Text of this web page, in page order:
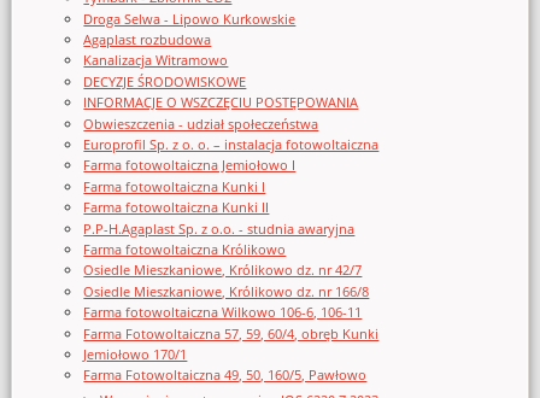
Droga Selwa - Lipowo Kurkowskie
Agaplast rozbudowa
Kanalizacja Witramowo
DECYZJE ŚRODOWISKOWE
INFORMACJE O WSZCZĘCIU POSTĘPOWANIA
Obwieszczenia - udział społeczeństwa
Europrofil Sp. z o. o. – instalacja fotowoltaiczna
Farma fotowoltaiczna Jemiołowo I
Farma fotowoltaiczna Kunki I
Farma fotowoltaiczna Kunki II
P.P-H.Agaplast Sp. z o.o. - studnia awaryjna
Farma fotowoltaiczna Królikowo
Osiedle Mieszkaniowe, Królikowo dz. nr 42/7
Osiedle Mieszkaniowe, Królikowo dz. nr 166/8
Farma fotowoltaiczna Wilkowo 106-6, 106-11
Farma Fotowoltaiczna 57, 59, 60/4, obręb Kunki
Jemiołowo 170/1
Farma Fotowoltaiczna 49, 50, 160/5, Pawłowo